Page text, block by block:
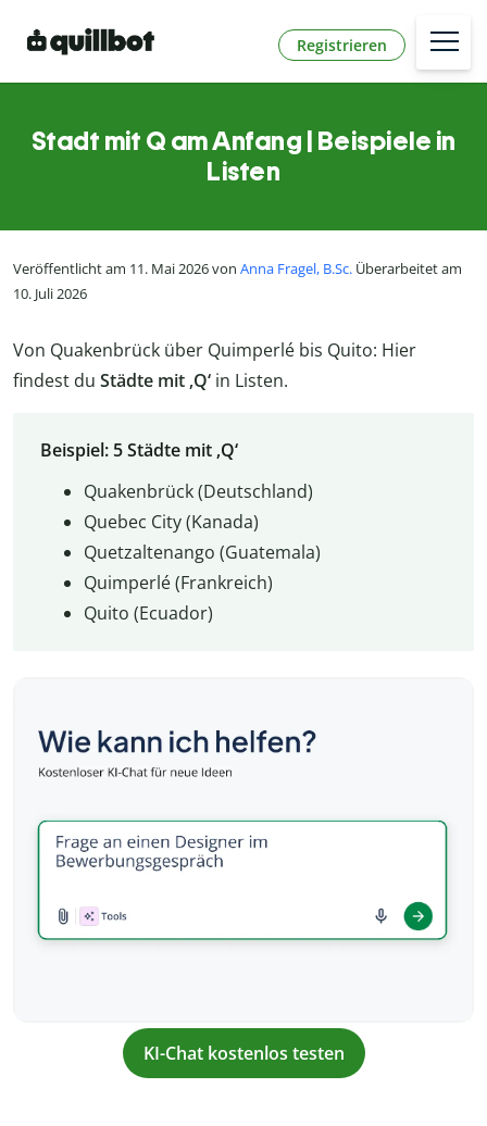
Registrieren
Stadt mit Q am Anfang | Beispiele in
Listen
Veröffentlicht am 11. Mai 2026 von Anna Fragel, B.Sc. Überarbeitet am
10. Juli 2026
Von Quakenbrück über Quimperlé bis Quito: Hier
findest du Städte mit ‚Q‘ in Listen.
Beispiel: 5 Städte mit ‚Q‘
Quakenbrück (Deutschland)
Quebec City (Kanada)
Quetzaltenango (Guatemala)
Quimperlé (Frankreich)
Quito (Ecuador)
KI-Chat kostenlos testen